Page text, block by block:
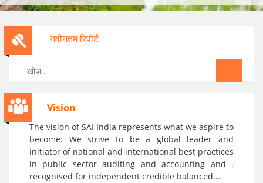
नवीनतम रिपोर्ट
भारत के नियंत्रक एवं महाले...
सभी को देखें
Vision
The vision of SAI India represents what we aspire to
become: We strive to be a global leader and
initiator of national and international best practices
in public sector auditing and accounting and .
recognised for independent credible balanced...